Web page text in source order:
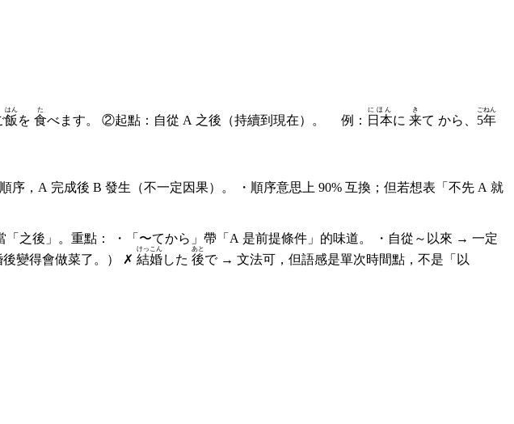
飯
はん
を 食
た
べます。 ②起點：自從 A 之後（持續到現在）。 例： 日本
にほん
に 来
き
て から、 5年
ごねん
，A 完成後 B 發生（不一定因果）。 ・順序意思上 90% 互換；但若想表「不先 A 就
之後」。重點： ・「〜てから」帶「A 是前提條件」的味道。 ・自從～以來 → 一定
に なりました。（婚後變得會做菜了。） ✗ 結婚
けっこん
した 後
あと
で → 文法可，但語感是單次時間點，不是「以